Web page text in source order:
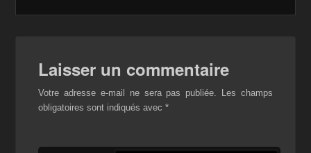
Laisser un commentaire
Votre adresse e-mail ne sera pas publiée.
Les champs
obligatoires sont indiqués avec*